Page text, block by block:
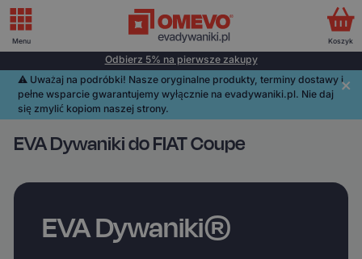
Odbierz 5% na pierwsze zakupy
⚠️️ Uważaj na podróbki! Nasze oryginalne produkty, terminy dostawy i
pełne wsparcie gwarantujemy wyłącznie na evadywaniki.pl. Nie daj
się zmylić kopiom naszej strony.
EVA Dywaniki do FIAT Coupe
EVA Dywaniki®
Menu Koszyk